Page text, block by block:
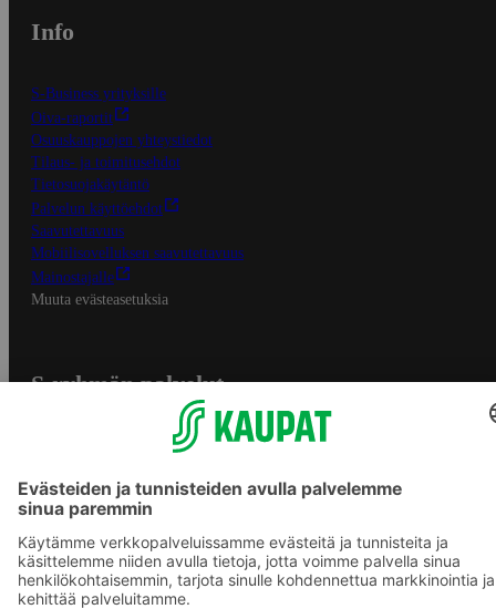
Info
S-Business yrityksille
Oiva-raportit
Osuuskauppojen yhteystiedot
Tilaus- ja toimitusehdot
Tietosuojakäytäntö
Palvelun käyttöehdot
Saavutettavuus
Mobiilisovelluksen saavutettavuus
Mainostajalle
Muuta evästeasetuksia
S-ryhmän palvelut
Yhteishyvä Ruoka -sovellus
S-ostoslista -sovellus
Prisma.fi
Sokos.fi
S-Pankki